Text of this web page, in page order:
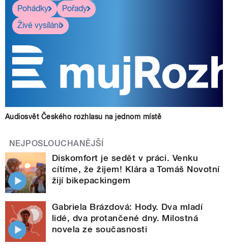
Pohádky
Pořady
Živé vysílání
Audiosvět Českého rozhlasu na jednom místě
NEJPOSLOUCHANĚJŠÍ
Diskomfort je sedět v práci. Venku
cítíme, že žijem! Klára a Tomáš Novotní
žijí bikepackingem
Gabriela Brázdová: Hody. Dva mladí
lidé, dva protančené dny. Milostná
novela ze současnosti